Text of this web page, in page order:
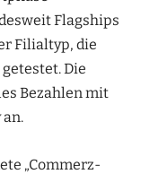
Flagships
Filialtyp, die
Die
Bezahlen mit
an.
„Commerz-